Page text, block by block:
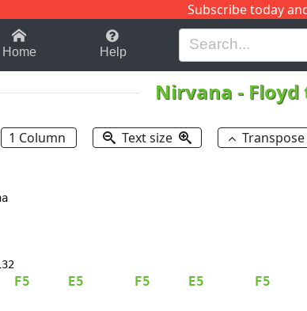
Subscribe today
B H I J
Home Help
Nirvana -
1 Column Text size Transpose
F5 E5 F5 E5 F5